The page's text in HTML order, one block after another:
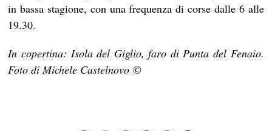
in bassa stagione, con una frequenza di corse dalle 6 alle
19.30.
In copertina: Isola del Giglio, faro di Punta del Fenaio.
Foto di Michele Castelnovo ©